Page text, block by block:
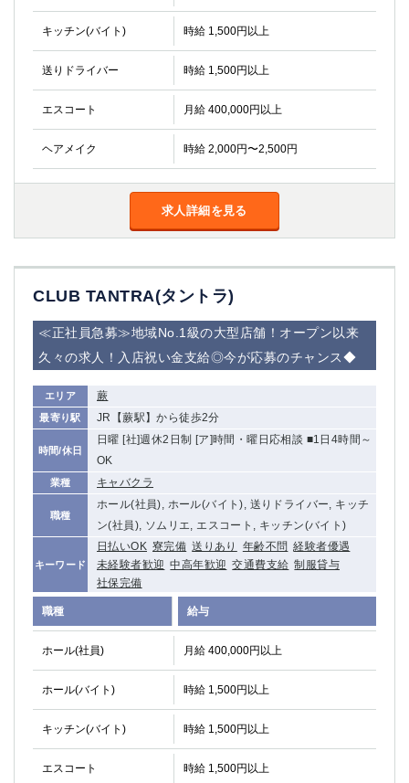
キッチン(バイト) 時給 1,500円以上
送りドライバー 時給 1,500円以上
エスコート 月給 400,000円以上
ヘアメイク 時給 2,000円〜2,500円
求人詳細を見る
CLUB TANTRA(タントラ)
≪正社員急募≫地域No.1級の大型店舗！オープン以来
久々の求人！入店祝い金支給◎今が応募のチャンス◆
エリア 蕨
最寄り駅 JR【蕨駅】から徒歩2分
時間/休日
日曜 [社]週休2日制 [ア]時間・曜日応相談 ■1日4時間～
OK
業種 キャバクラ
職種
ホール(社員), ホール(バイト), 送りドライバー, キッチ
ン(社員), ソムリエ, エスコート, キッチン(バイト)
キーワード
日払いOK 寮完備 送りあり 年齢不問 経験者優遇
未経験者歓迎 中高年歓迎 交通費支給 制服貸与
社保完備
職種 給与
ホール(社員) 月給 400,000円以上
ホール(バイト) 時給 1,500円以上
キッチン(バイト) 時給 1,500円以上
エスコート 時給 1,500円以上